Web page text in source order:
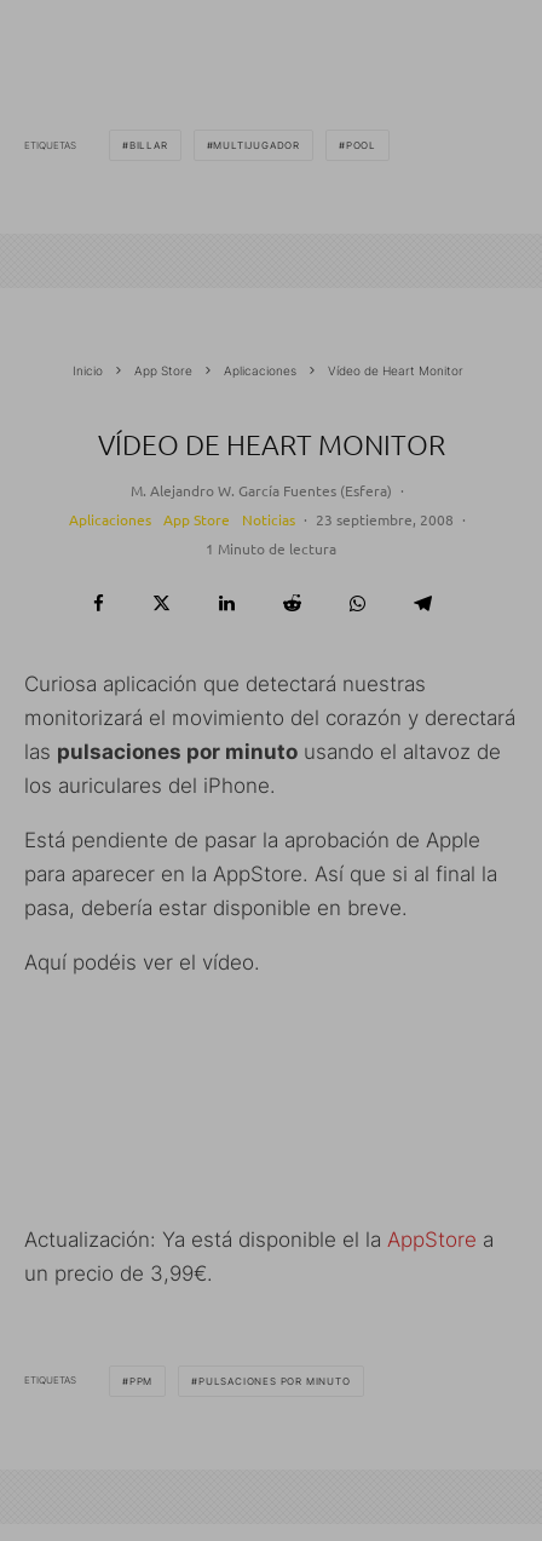
ETIQUETAS BILLAR MULTIJUGADOR POOL
Inicio App Store Aplicaciones Vídeo de Heart Monitor
VÍDEO DE HEART MONITOR
M. Alejandro W. García Fuentes (Esfera) ·
Aplicaciones
App Store Noticias · 23 septiembre, 2008 ·
1 Minuto de lectura
Curiosa aplicación que detectará nuestras
monitorizará el movimiento del corazón y derectará
las pulsaciones por minuto usando el altavoz de
los auriculares del iPhone.
Está pendiente de pasar la aprobación de Apple
para aparecer en la AppStore. Así que si al final la
pasa, debería estar disponible en breve.
Aquí podéis ver el vídeo.
Actualización: Ya está disponible el la AppStore a
un precio de 3,99€.
ETIQUETAS PPM PULSACIONES POR MINUTO